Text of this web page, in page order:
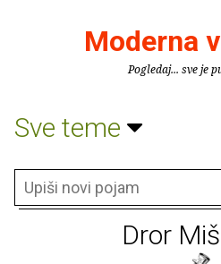
Moderna
Pogledaj... sve je
Sve teme
Dror